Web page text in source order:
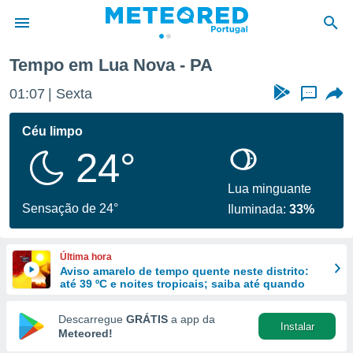
da
foi
fornecidas
a este
das
e
forma
digital
Tempo em Lua Nova - PA
01:07 Sexta ...
Céu limpo
24°
Sensação de 24°
Lua minguante
Iluminada:33%
Última hora
Aviso amarelo de tempo quente neste distrito:
até 39 ºC e noites tropicais; saiba até quando
Descarregue GRÁTIS a app da
Meteored!
Instalar